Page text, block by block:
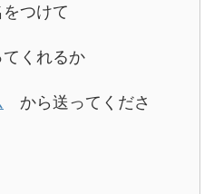
つけて
くれるか
から送ってくださ